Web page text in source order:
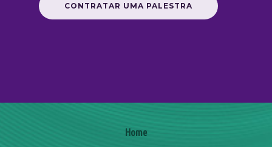
CONTRATAR UMA PALESTRA
Home